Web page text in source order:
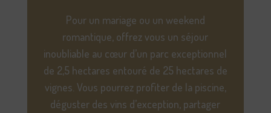
Pour un mariage ou un weekend
romantique, offrez vous un séjour
inoubliable au cœur d’un parc exceptionnel
de 2,5 hectares entouré de 25 hectares de
vignes. Vous pourrez profiter de la piscine,
déguster des vins d’exception, partager